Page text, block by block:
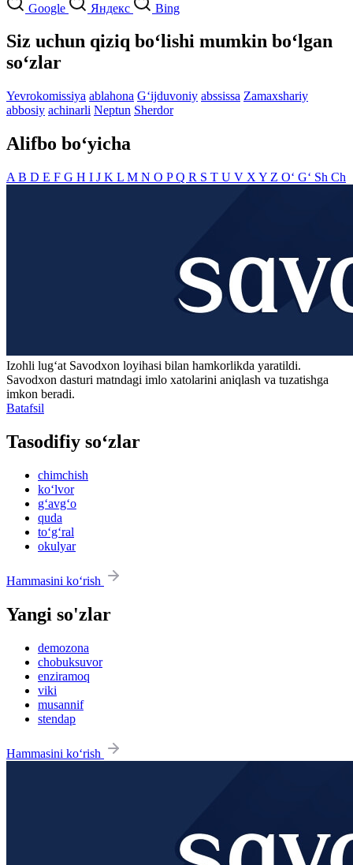
Google Яндекс Bing
Siz uchun qiziq bo‘lishi mumkin bo‘lgan
so‘zlar
Yevrokomissiya ablahona G‘ijduvoniy abssissa Zamaxshariy
abbosiy achinarli Neptun Sherdor
Alifbo bo‘yicha
A B D E F G H I J K L M N O PQ R S T U V X Y Z O‘ G‘ Sh Ch
Izohli lugʻat Savodxon loyihasi bilan hamkorlikda yaratildi.
Savodxon dasturi matndagi imlo xatolarini aniqlash va tuzatishga
imkon beradi.
Batafsil
Tasodifiy so‘zlar
chimchish
ko‘lvor
g‘avg‘o
quda
to‘g‘ral
okulyar
Hammasini ko‘rish
Yangi so'zlar
demozona
chobuksuvor
enziramoq
viki
musannif
stendap
Hammasini ko‘rish